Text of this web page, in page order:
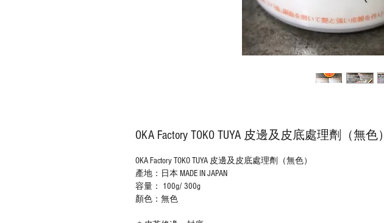
OKA Factory TOKO TUYA 皮邊及皮底處理劑（無色）
OKA Factory TOKO TUYA 皮邊及皮底處理劑（無色）
產地：日本 MADE IN JAPAN
容量： 100g/ 300g
顏色：無色